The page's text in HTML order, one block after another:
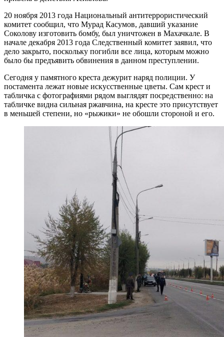
20 ноября 2013 года Национальный антитеррористический
комитет сообщил, что Мурад Касумов, давший указание
Соколову изготовить бомбу, был уничтожен в Махачкале. В
начале декабря 2013 года Следственный комитет заявил, что
дело закрыто, поскольку погибли все лица, которым можно
было бы предъявить обвинения в данном преступлении.
Сегодня у памятного креста дежурит наряд полиции. У
постамента лежат новые искусственные цветы. Сам крест и
табличка с фотографиями рядом выглядят посредственно: на
табличке видна сильная ржавчина, на кресте это присутствует
в меньшей степени, но «рыжики» не обошли стороной и его.